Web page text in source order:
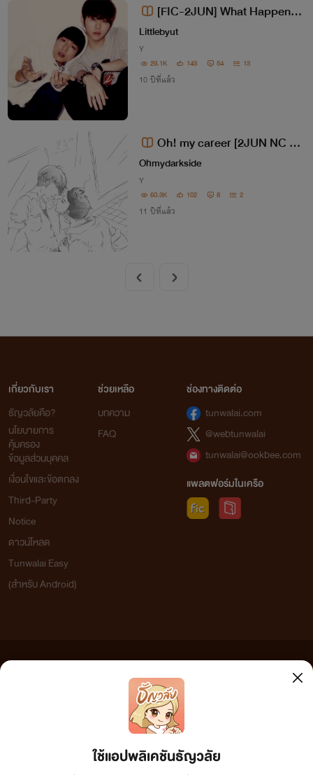
[FIC-2JUN] What Happened
To Me (จบแล้ว)
Littlebyut
Y
29.1K 143 54 13
10 ปีที่แล้ว
Oh! my career [2JUN NC 20
+]
Ohmydarkside
Y
60.3K 102 8 2
11 ปีที่แล้ว
ใช้แอปพลิเคชันธัญวลัย
เกี่ยวกับเรา
ธัญวลัยคือ?
นโยบายการ
คุ้มครอง
ข้อมูลส่วนบุคคล
เงื่อนไขและข้อตกลง
Third-Party
Notice
ดาวน์โหลด
Tunwalai Easy
(สำหรับ Android)
ช่วยเหลือ
บทความ
FAQ
ช่องทางติดต่อ
tunwalai.com
@webtunwalai
tunwalai@ookbee.com
แพลตฟอร์มในเครือ
เว็บไซต์แห่งนี้ไม่ได้เห็นด้วยและไม่ขอรับผิดชอบต่อข้อความใดๆ ทั้งสิ้น ดังนั้นผู้อ่านทุกท่านโปรดใช้
วิจารณญาณในการกลั่นกรองด้วยตนเอง และหากท่านพบข้อความใดๆ ที่ขัดต่อกฎหมายและศีลธรรม
กรุณาแจ้งมาที่ tunwalai@ookbee.com เพื่อทีมงานจะได้ดำเนินการในทันที ทั้งนี้ ทางเว็บไซต์ขอสงวน
ลิขสิทธิ์ตามพระราชบัญญัติลิขสิทธิ์ (ฉบับเพิ่มเติม) พ.ศ.2558